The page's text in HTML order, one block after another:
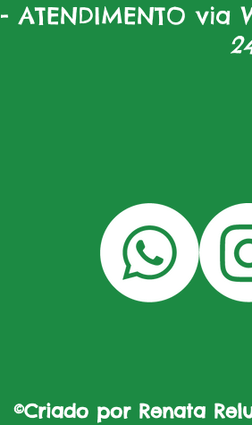
- ATENDIMENTO via
©Criado por Renata